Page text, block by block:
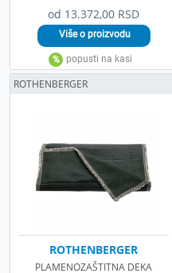
od 13.372,00 RSD
ROTHENBERGER
PLAMENOZAŠTITNA DEKA
ROTHENBERGER